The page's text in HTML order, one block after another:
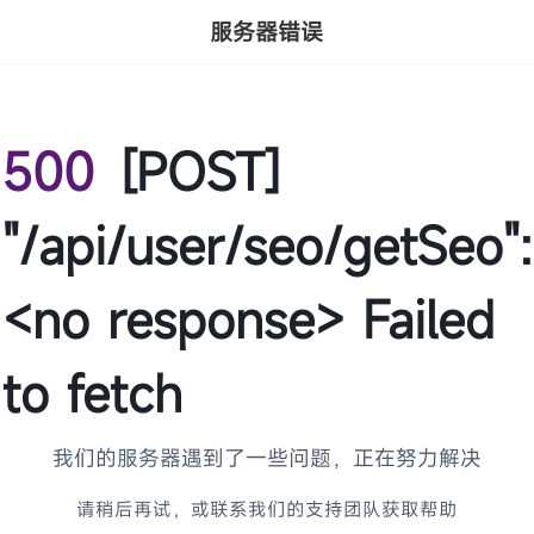
服务器错误
500 [POST]
"/api/user/seo/getSeo":
<no response> Failed
to fetch
我们的服务器遇到了一些问题，正在努力解决
请稍后再试，或联系我们的支持团队获取帮助